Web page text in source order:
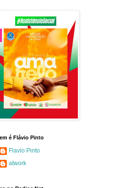
é Flávio Pinto
Flavio Pinto
atwork